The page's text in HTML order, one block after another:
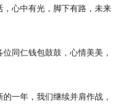
心中有光，脚下有路，未来
同仁钱包鼓鼓，心情美美，
一年，我们继续并肩作战，